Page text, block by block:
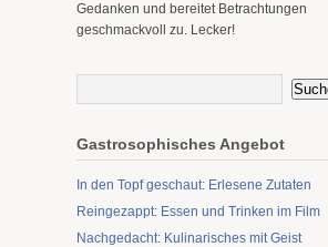
Gedanken und bereitet Betrachtungen
geschmackvoll zu. Lecker!
Gastrosophisches Angebot
In den Topf geschaut: Erlesene Zutaten
Reingezappt: Essen und Trinken im Film
Nachgedacht: Kulinarisches mit Geist